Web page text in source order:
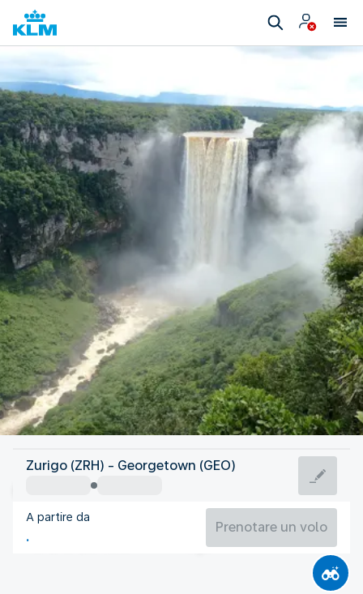
Guyana
Georgetown
Guyana
26°C
Ago
Zurigo (ZRH) - Georgetown (GEO)
A partire da
Prenotare un volo